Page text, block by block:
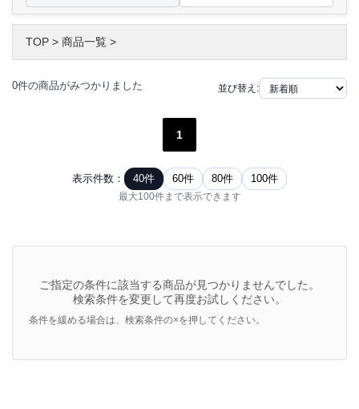
TOP > 商品一覧 >
0件の商品がみつかりました 並び替え:
1
表示件数： 40件 60件 80件 100件
最大100件まで表示できます
ご指定の条件に該当する商品が見つかりませんでした。
検索条件を変更して再度お試しください。
条件を緩める場合は、検索条件の×を押してください。